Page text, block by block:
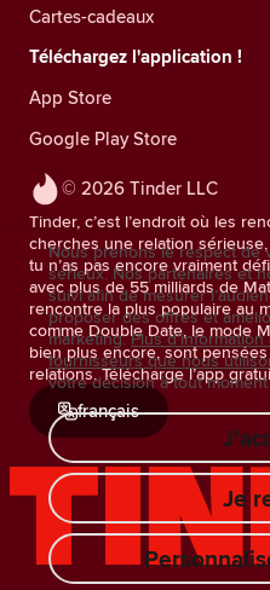
© 2026 Tinder LLC
Tinder, c’est l’endroit où les
cherches une relation
tu n’as pas encore vraiment
avec plus de 55 milliards de
rencontre la plus populaire au
comme Double Date, le mode
bien plus encore, sont
relations. Télécharge l’app
français
Cartes-cadeaux
Téléchargez l'application !
App Store
Google Play Store
Nous prenons le respect de
sérieux. Nos partenaires et
suivi afin de mesurer
proposer des offres et
marketing. Plus
fournisseurs que nous
votre décision à tout
Je